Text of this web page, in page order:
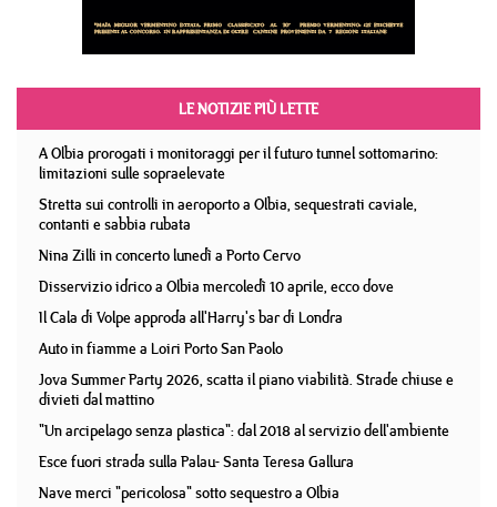
LE NOTIZIE PIÙ LETTE
A Olbia prorogati i monitoraggi per il futuro tunnel sottomarino:
limitazioni sulle sopraelevate
Stretta sui controlli in aeroporto a Olbia, sequestrati caviale,
contanti e sabbia rubata
Nina Zilli in concerto lunedì a Porto Cervo
Disservizio idrico a Olbia mercoledì 10 aprile, ecco dove
Il Cala di Volpe approda all'Harry's bar di Londra
Auto in fiamme a Loiri Porto San Paolo
Jova Summer Party 2026, scatta il piano viabilità. Strade chiuse e
divieti dal mattino
"Un arcipelago senza plastica": dal 2018 al servizio dell'ambiente
Esce fuori strada sulla Palau- Santa Teresa Gallura
Nave merci "pericolosa" sotto sequestro a Olbia